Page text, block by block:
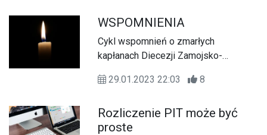
Mokrzyckiego.
WSPOMNIENIA
Cykl wspomnień o zmarłych
kapłanach Diecezji Zamojsko-
29.01.2023 22:03
8
Rozliczenie PIT może być
proste